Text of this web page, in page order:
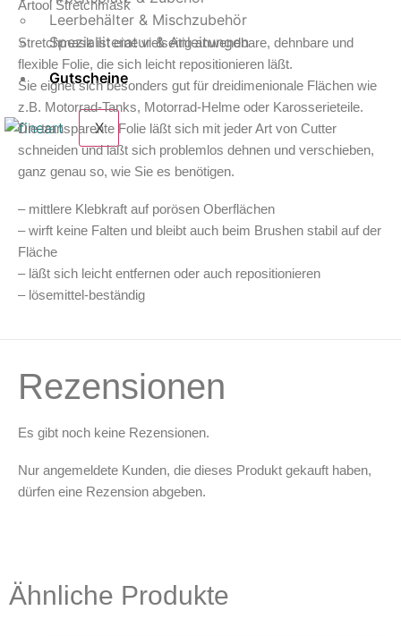
Leerbehälter & Mischzubehör
Spezialliteratur & Anleitungen
Gutscheine
X
Artool Stretchmask
Stretchmask ist eine vielseitig anwendbare, dehnbare und
flexible Folie, die sich leicht repositionieren läßt.
Sie eignet sich besonders gut für dreidimenionale Flächen wie
z.B. Motorrad-Tanks, Motorrad-Helme oder Karosserieteile.
Die transparente Folie läßt sich mit jeder Art von Cutter
schneiden und läßt sich problemlos dehnen und verschieben,
ganz genau so, wie Sie es benötigen.
– mittlere Klebkraft auf porösen Oberflächen
– wirft keine Falten und bleibt auch beim Brushen stabil auf der
Fläche
– läßt sich leicht entfernen oder auch repositionieren
– lösemittel-beständig
Rezensionen
Es gibt noch keine Rezensionen.
Nur angemeldete Kunden, die dieses Produkt gekauft haben,
dürfen eine Rezension abgeben.
Ähnliche Produkte